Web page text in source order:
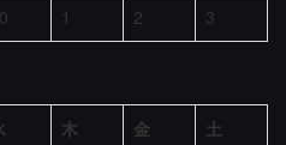
1 2 3
木 金 土